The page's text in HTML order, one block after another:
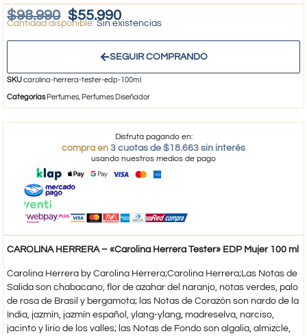
$98.990 $55.990
Sin existencias
SEGUIR COMPRANDO
SKUcarolina-herrera-tester-edp-100ml
Categorías Perfumes, Perfumes Diseñador
Disfruta pagando en:
compra en 3 cuotas de $18.663 sin interés
usando nuestros medios de pago
CAROLINA HERRERA – «Carolina Herrera Tester» EDP Mujer 100 ml
Carolina Herrera by Carolina Herrera;Carolina Herrera;Las Notas de
Salida son chabacano, flor de azahar del naranjo, notas verdes, palo
de rosa de Brasil y bergamota; las Notas de Corazón son nardo de la
India, jazmín, jazmín español, ylang-ylang, madreselva, narciso,
jacinto y lirio de los valles; las Notas de Fondo son algalia, almizcle,